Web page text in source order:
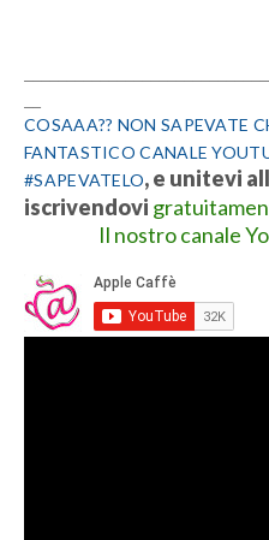
COSAAA?? NON SAPEVATE
FANTASTICO CANALE
#SAPEVATELO, e unitevi
iscrivendovi
Il nostro canale